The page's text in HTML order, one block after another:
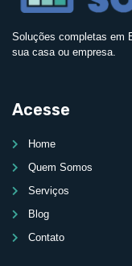
Soluções completas em
sua casa ou empresa.
Acesse
Home
Quem Somos
Serviços
Blog
Contato